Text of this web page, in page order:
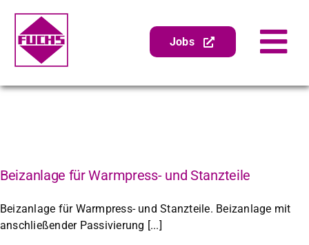
Inhalt
springen
Jobs
Gen­er­alin­spek­tion
Pumpenser­vice
Unternehmen
Geschlossene Gelbbrennanlage mit Absorption
Geschlossene Gelbbrennanlage mit Absorption. Zum
Beizanlage für Warmpress- und Stanzteile
Beizanlage für Warmpress- und Stanzteile. Beizanlage mit
anschließender Passivierung [...]